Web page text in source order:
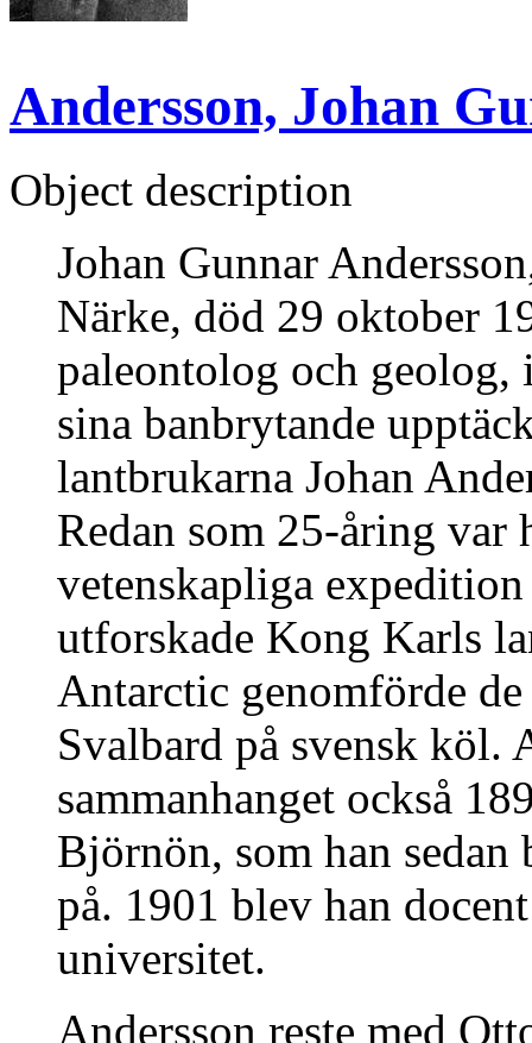
Andersson, Johan
Object description
Johan Gunnar
Närke, död 29 oktober
paleontolog och
sina banbrytande
lantbrukarna Johan
Redan som 25-åring var
vetenskapliga
utforskade Kong Karls
Antarctic genomförde
Svalbard på svensk köl.
sammanhanget också
Björnön, som han sedan
på. 1901 blev han
universitet.
Andersson reste med